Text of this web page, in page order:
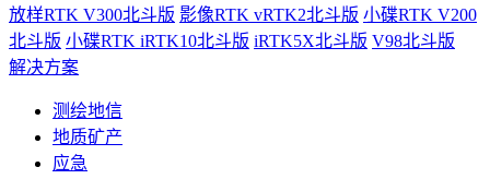
放样RTK V300北斗版 影像RTK vRTK2北斗版 小碟RTK V200
北斗版 小碟RTK iRTK10北斗版 iRTK5X北斗版 V98北斗版
解决方案
测绘地信
地质矿产
应急